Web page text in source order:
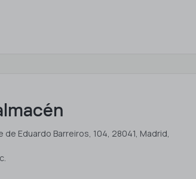
de Eduardo Barreiros, 104, 28041, Madrid,